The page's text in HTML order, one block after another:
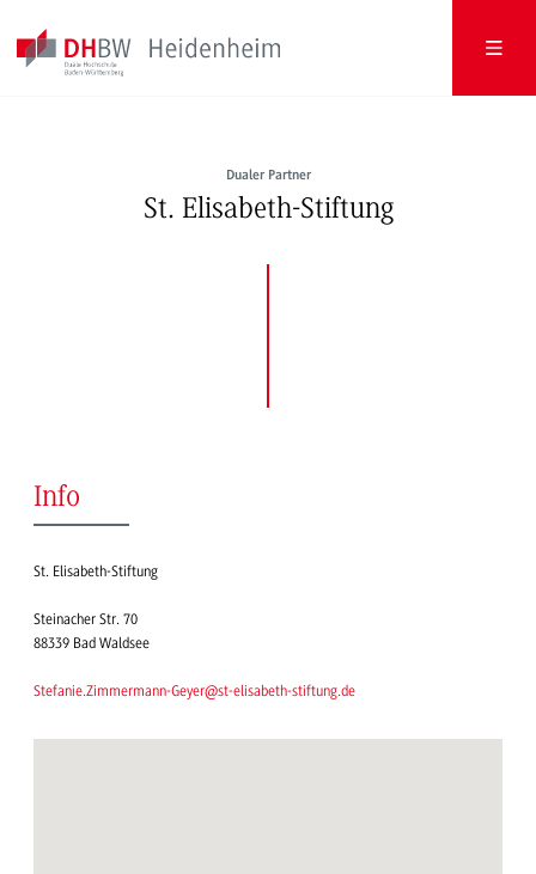
Dualer Partner
St. Elisabeth-Stiftung
Info
St. Elisabeth-Stiftung
Steinacher Str. 70
88339 Bad Waldsee
Stefanie.Zimmermann-Geyer@st-elisabeth-stiftung.de